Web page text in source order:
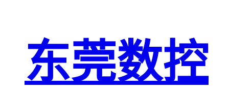
东莞数控